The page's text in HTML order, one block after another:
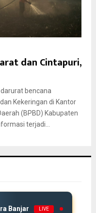
dan Cintapuri,
bencana
Kekeringan di Kantor
(BPBD) Kabupaten
terjadi...
Banjar LIVE